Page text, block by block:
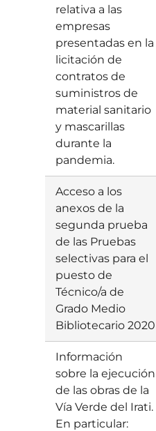
relativa a las
empresas
presentadas en la
licitación de
contratos de
suministros de
material sanitario
y mascarillas
durante la
pandemia.
Acceso a los
anexos de la
segunda prueba
de las Pruebas
selectivas para el
puesto de
Técnico/a de
Grado Medio
Bibliotecario 2020
Información
sobre la ejecución
de las obras de la
Vía Verde del Irati.
En particular: